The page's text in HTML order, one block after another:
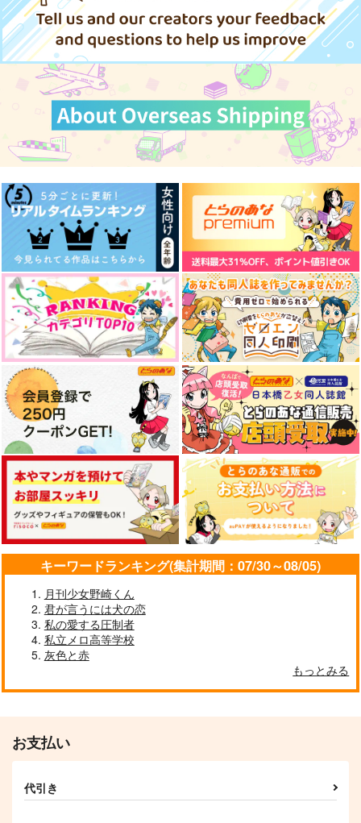
キーワードランキング(集計期間：07/30～08/05)
月刊少女野崎くん
君が言うには犬の恋
私の愛する圧制者
私立メロ高等学校
灰色と赤
もっとみる
お支払い
代引き